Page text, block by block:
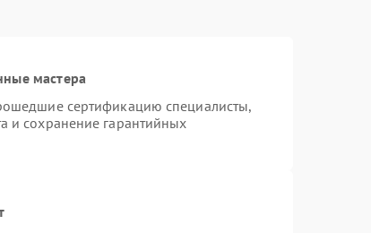
мастера
сертификацию специалисты,
и сохранение гарантийных